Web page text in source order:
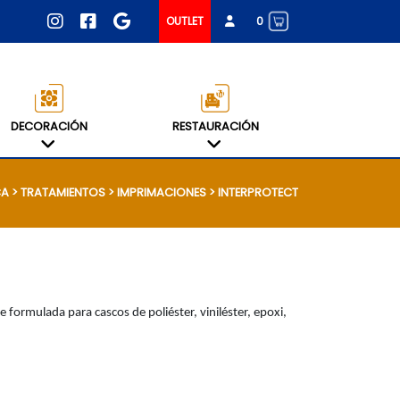
OUTLET 0
VER CESTA
DECORACIÓN RESTAURACIÓN
>TRATAMIENTOS >IMPRIMACIONES > INTERPROTECT
para cascos de poliéster, viniléster, epoxi,